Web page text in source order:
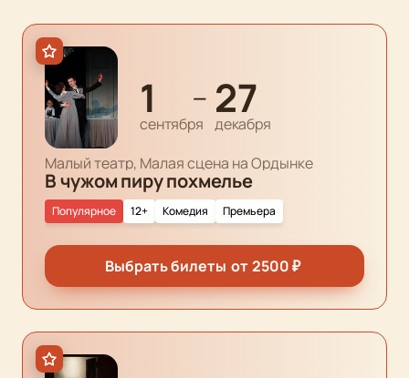
1
сентября
— 27
декабря
Малый театр, Малая сцена на Ордынке
В чужом пиру похмелье
12+ Комедия
Популярное Премьера
Выбрать билеты от 2500₽